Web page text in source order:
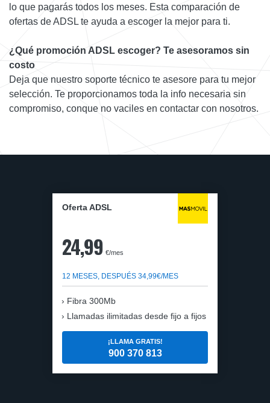
lo que pagarás todos los meses. Esta comparación de
ofertas de ADSL te ayuda a escoger la mejor para ti.
¿Qué promoción ADSL escoger? Te asesoramos sin
costo
Deja que nuestro soporte técnico te asesore para tu mejor
selección. Te proporcionamos toda la info necesaria sin
compromiso, conque no vaciles en contactar con nosotros.
Oferta ADSL
24,99 €/mes
12 MESES, DESPUÉS 34,99€/MES
Fibra 300Mb
Llamadas ilimitadas desde fijo a fijos
¡LLAMA GRATIS!
900 370 813